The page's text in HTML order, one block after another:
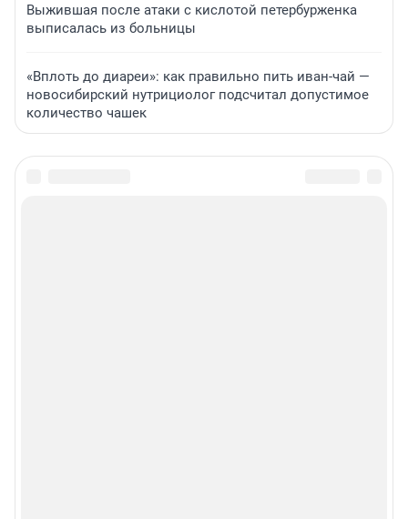
Выжившая после атаки с кислотой петербурженка
выписалась из больницы
«Вплоть до диареи»: как правильно пить иван-чай —
новосибирский нутрициолог подсчитал допустимое
количество чашек